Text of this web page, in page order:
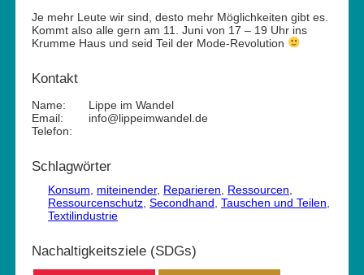
Je mehr Leute wir sind, desto mehr Möglichkeiten gibt es.
Kommt also alle gern am 11. Juni von 17 – 19 Uhr ins
Krumme Haus und seid Teil der Mode-Revolution
Kontakt
Name:
Lippe im Wandel
Email:
info@lippeimwandel.de
Telefon:
Schlagwörter
Konsum miteinender, Reparieren Ressourcen
Ressourcenschutz Secondhand Tauschen und Teilen
Textilindustrie
Nachaltigkeitsziele (SDGs)